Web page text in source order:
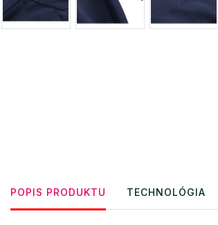
POPIS PRODUKTU TECHNOLÓGIA